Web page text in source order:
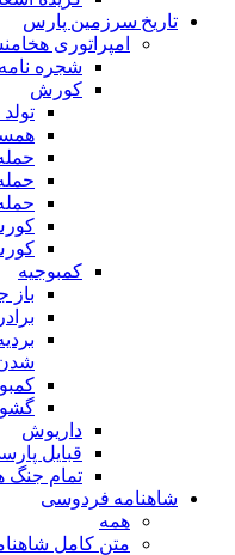
تاریخ سرزمین پارس
امپراتوری
شجره
کورش
کمبوجیه
باز
داریوش
قبایل
تمام جنگ
شاهنامه فردوسی
همه
متن کامل